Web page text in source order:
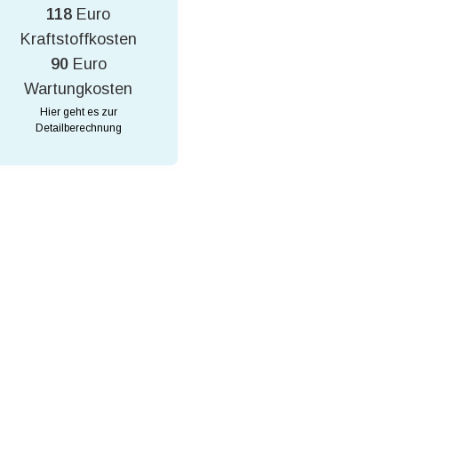
118 Euro
Kraftstoffkosten
90 Euro
Wartungkosten
Hier geht es zur
Detailberechnung